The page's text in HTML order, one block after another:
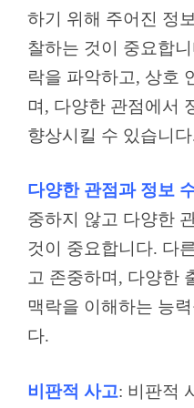
하기 위해 주어진 정
찰하는 것이 중요합
락을 파악하고, 상호
며, 다양한 관점에서
향상시킬 수 있습니
다양한 관점과 정보
중하지 않고 다양한
것이 중요합니다. 다
고 존중하며, 다양한
맥락을 이해하는 능
다.
비판적 사고: 비판적